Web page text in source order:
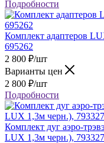
Подробности
Комплект адаптеров
695262
2 800 ₽/шт
Варианты цен
2 800 ₽/шт
Подробности
Комплект дуг аэро-
LUX 1,3м черн.), 793327